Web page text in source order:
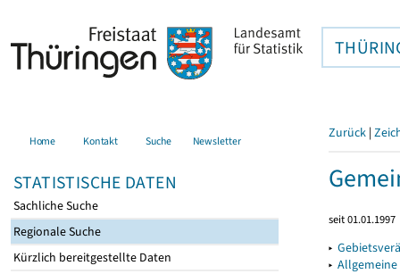
Home Kontakt Suche Newsletter
STATISTISCHE DATEN
Sachliche Suche
Regionale Suche
Kürzlich bereitgestellte Daten
Zurück |
seit 01.01.1997
▸
▸